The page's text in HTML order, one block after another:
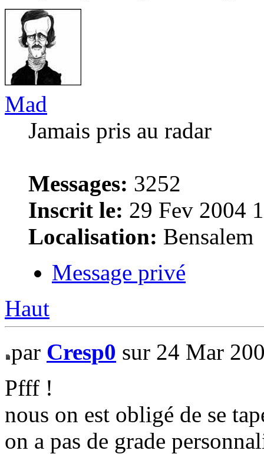
Mad
Jamais pris au radar
Messages: 3252
Inscrit le: 29 Fev 2004
Localisation: Bensalem
Message privé
Haut
par Cresp0 sur 24 Mar
Pfff !
nous on est obligé de se
on a pas de grade